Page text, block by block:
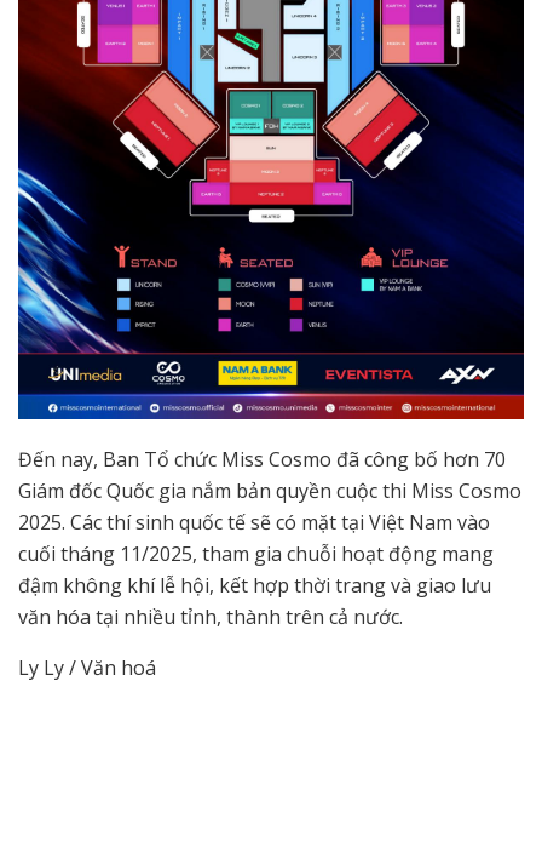
Đến nay, Ban Tổ chức Miss Cosmo đã công bố hơn 70
Giám đốc Quốc gia nắm bản quyền cuộc thi Miss Cosmo
2025. Các thí sinh quốc tế sẽ có mặt tại Việt Nam vào
cuối tháng 11/2025, tham gia chuỗi hoạt động mang
đậm không khí lễ hội, kết hợp thời trang và giao lưu
văn hóa tại nhiều tỉnh, thành trên cả nước.
Ly Ly / Văn hoá